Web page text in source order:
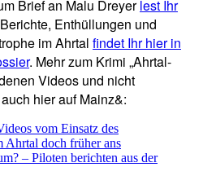
Brief an Malu Dreyerlest Ihr
Enthüllungen und
im Ahrtal findet Ihr hier in
. Mehr zum Krimi „Ahrtal-
Videos und nicht
hier auf Mainz&:
vom Einsatz des
Ahrtal doch früher ans
– Piloten berichten aus der